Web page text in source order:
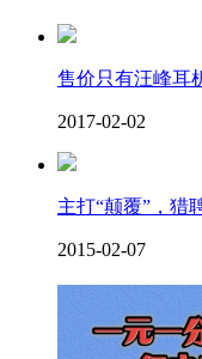
售价只有汪峰耳
2017-02-02
主打“颠覆”，猎
2015-02-07